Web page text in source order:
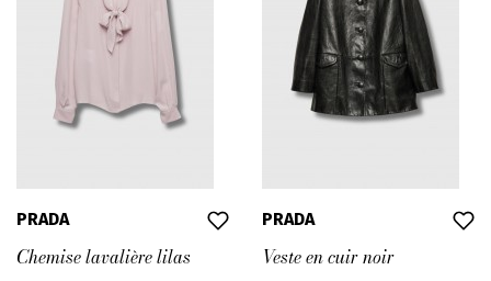
PRADA
Chemise lavalière lilas
PRADA
Veste en cuir noir